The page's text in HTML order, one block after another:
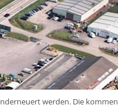
werden. Die